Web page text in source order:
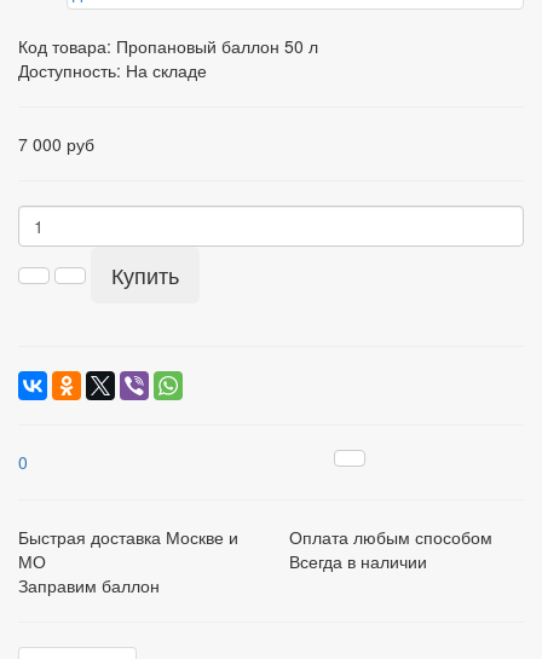
Код товара: Пропановый баллон 50 л
Доступность: На складе
7 000 руб
Купить
0
Быстрая доставка Москве и
МО
Оплата любым способом
Всегда в наличии
Заправим баллон